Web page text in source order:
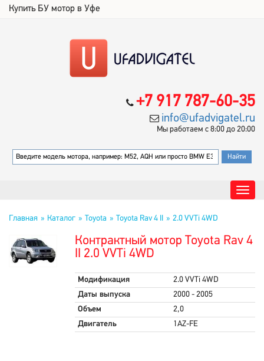
Купить БУ мотор в Уфе
+7 917 787-60-35
info@ufadvigatel.ru
Мы работаем с 8:00 до 20:00
Главная Каталог Toyota Toyota Rav 4 II 2.0 VVTi 4WD
Контрактный мотор Toyota Rav 4
II 2.0 VVTi 4WD
Модификация
2.0 VVTi 4WD
Даты выпуска
2000 - 2005
Объем
2,0
Двигатель
1AZ-FE